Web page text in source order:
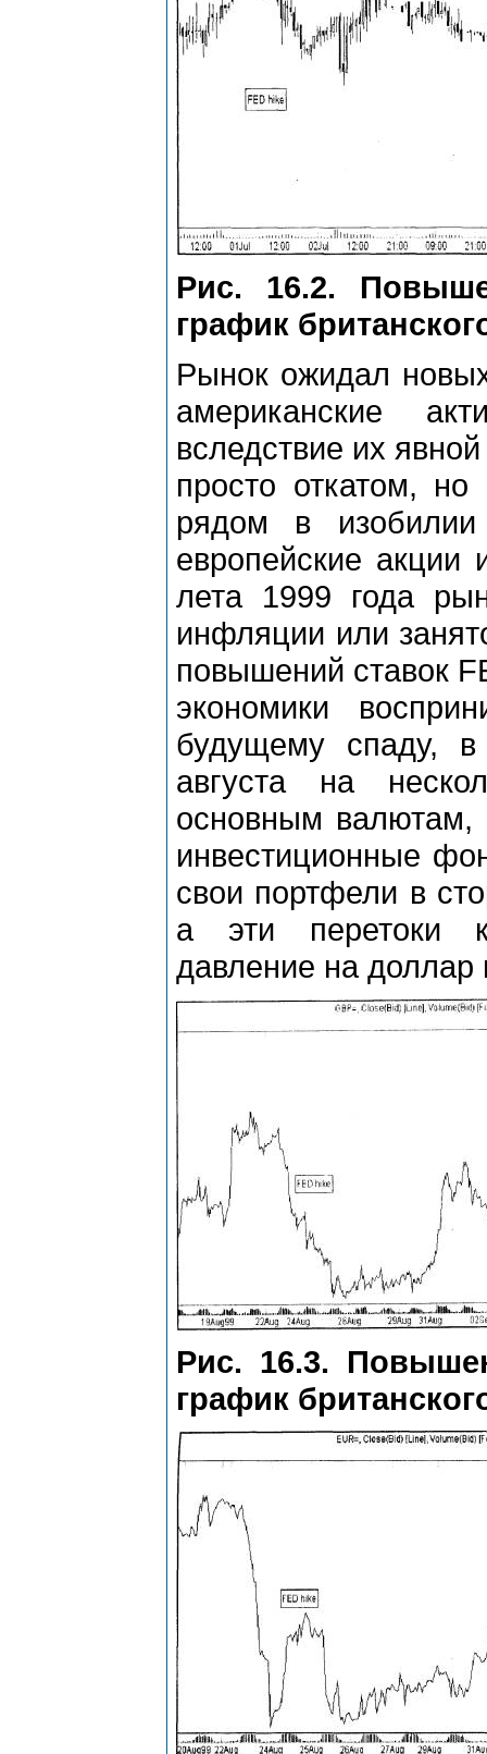
Рис. 16.2.
график
Рынок ожидал
американские
вследствие их
просто откатом,
рядом в изобилии
европейские акции
лета 1999 года
инфляции или
повышений ставок
экономики
будущему спаду,
августа на
основным валютам,
инвестиционные
свои портфели в
а эти перетоки
давление на доллар
Рис. 16.3.
график